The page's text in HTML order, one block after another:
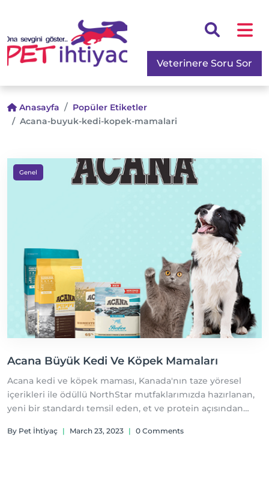
Veterinere Soru Sor
Anasayfa
Popüler Etiketler
Acana-buyuk-kedi-kopek-mamalari
Genel
Acana Büyük Kedi Ve Köpek Mamaları
Acana kedi ve köpek maması, Kanada'nın taze yöresel
içerikleri ile ödüllü NorthStar mutfaklarımızda hazırlanan,
yeni bir standardı temsil eden, et ve protein açısından
yetiştirilen veya yakalanan, her gün mutfaklarımıza taze
By Pet İhtiyaç | March 23, 2023 | 0 Comments